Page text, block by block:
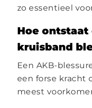
zo essentieel
Hoe ontstaat
kruisband
Een AKB-
een forse kracht
meest